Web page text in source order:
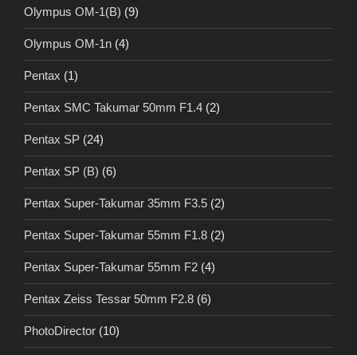
Olympus OM-1(B) (9)
Olympus OM-1n (4)
Pentax (1)
Pentax SMC Takumar 50mm F1.4 (2)
Pentax SP (24)
Pentax SP (B) (6)
Pentax Super-Takumar 35mm F3.5 (2)
Pentax Super-Takumar 55mm F1.8 (2)
Pentax Super-Takumar 55mm F2 (4)
Pentax Zeiss Tessar 50mm F2.8 (6)
PhotoDirector (10)